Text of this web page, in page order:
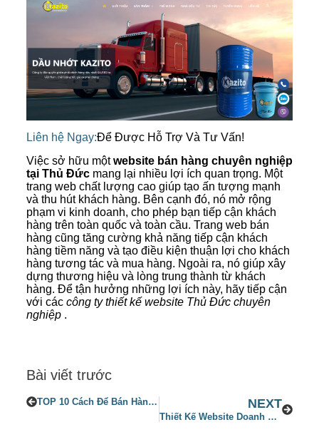
Liên hệ Ngay:Để Được Hỗ Trợ Và Tư Vấn!
Việc sở hữu mộtwebsite bán hàng chuyên nghiệp
tại Thủ Đức mang lại nhiều lợi ích quan trọng. Một
trang web chất lượng cao giúp tạo ấn tượng mạnh
và thu hút khách hàng. Bên cạnh đó, nó mở rộng
phạm vi kinh doanh, cho phép bạn tiếp cận khách
hàng trên toàn quốc và toàn cầu. Trang web bán
hàng cũng tăng cường khả năng tiếp cận khách
hàng tiềm năng và tạo điều kiện thuận lợi cho khách
hàng tương tác và mua hàng. Ngoài ra, nó giúp xây
dựng thương hiệu và lòng trung thành từ khách
hàng. Để tận hưởng những lợi ích này, hãy tiếp cận
với các công ty thiết kế website Thủ Đức chuyên
nghiệp .
Bài viết trước
TOP 10 Cách Để Bán Hàng Trên WEBSITE TỐT NHẤT NEXT
Thiết Kế Website Doanh Nghiệp Đẹp